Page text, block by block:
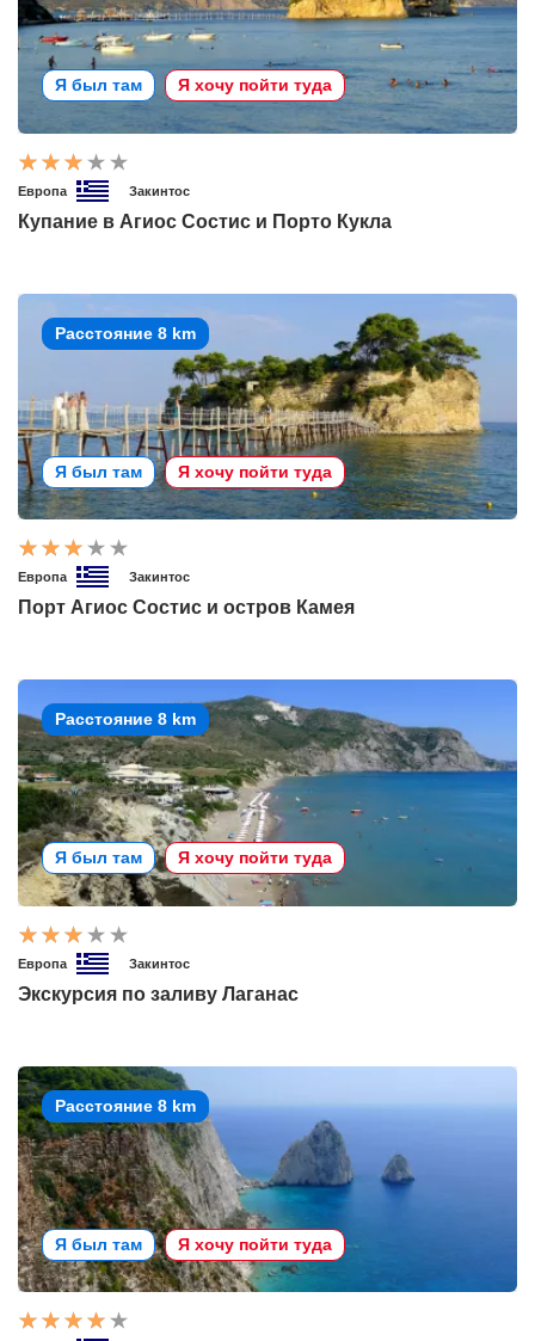
Я был там Я хочу пойти туда
Европа Закинтос
Купание в Агиос Состис и Порто Кукла
Расстояние 8 km
Я был там Я хочу пойти туда
Европа Закинтос
Порт Агиос Состис и остров Камея
Расстояние 8 km
Я был там Я хочу пойти туда
Европа Закинтос
Экскурсия по заливу Лаганас
Расстояние 8 km
Я был там Я хочу пойти туда